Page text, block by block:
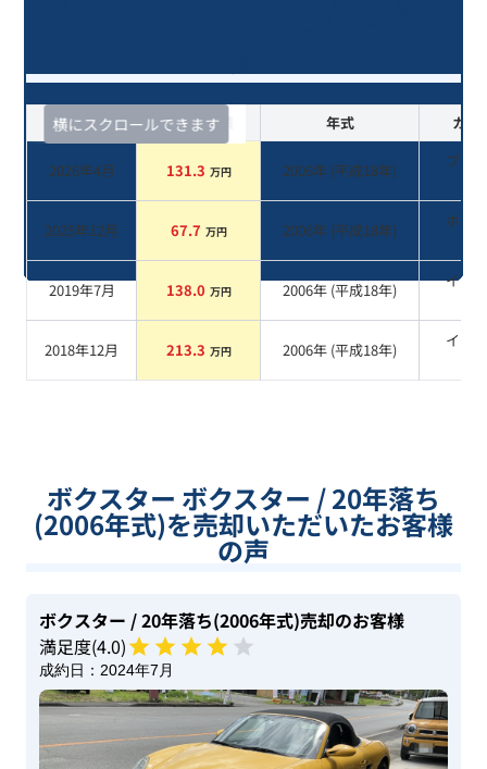
横にスクロールできます
査定時期 セルカ実績 年式 カラ
2026年4月 131.3 万円 2006年 (平成18年)
ブラ
2025年12月 67.7 万円 2006年 (平成18年)
ホワ
2019年7月 138.0 万円 2006年 (平成18年)
イエ
2018年12月 213.3 万円 2006年 (平成18年)
イエ
ボクスター ボクスター / 20年落ち
(2006年式)を売却いただいたお客様
の声
ボクスター / 20年落ち(2006年式)売却のお客様
満足度(4.0)
成約日： 2024年7月